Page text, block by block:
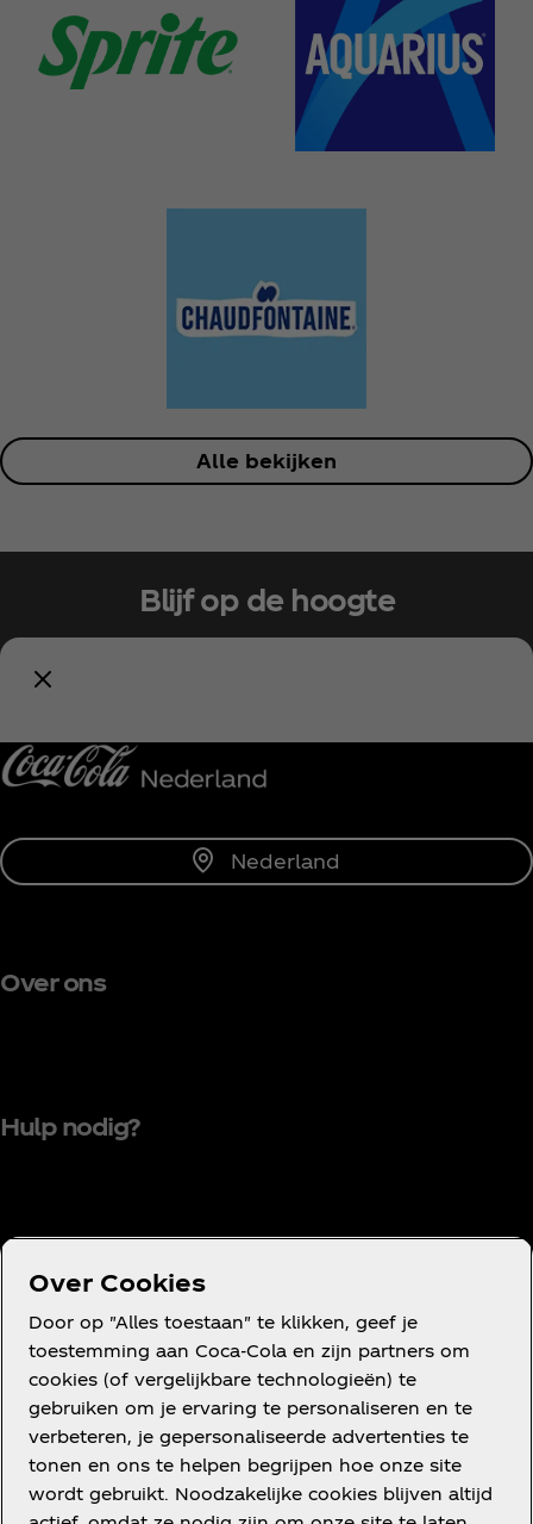
Alle bekijken
Blijf op de hoogte
Nederland
Over ons
Hulp nodig?
Voorwaarden
Cookieverklaring
Cookie-instellingen
Toegankelijkheidsverklaring
Over Cookies
Door op "Alles toestaan" te klikken, geef je
toestemming aan Coca‑Cola en zijn partners om
cookies (of vergelijkbare technologieën) te
gebruiken om je ervaring te personaliseren en te
verbeteren, je gepersonaliseerde advertenties te
tonen en ons te helpen begrijpen hoe onze site
wordt gebruikt. Noodzakelijke cookies blijven altijd